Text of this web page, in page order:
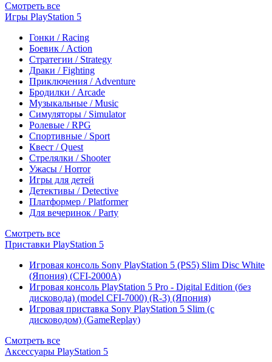
Смотреть все
Игры PlayStation 5
Гонки / Racing
Боевик / Action
Стратегии / Strategy
Драки / Fighting
Приключения / Adventure
Бродилки / Arcade
Музыкальные / Music
Симуляторы / Simulator
Ролевые / RPG
Спортивные / Sport
Квест / Quest
Стрелялки / Shooter
Ужасы / Horror
Игры для детей
Детективы / Detective
Платформер / Platformer
Для вечеринок / Party
Смотреть все
Приставки PlayStation 5
Игровая консоль Sony PlayStation 5 (PS5) Slim Disc White
(Япония) (CFI-2000A)
Игровая консоль PlayStation 5 Pro - Digital Edition (без
дисковода) (model CFI-7000) (R-3) (Япония)
Игровая приставка Sony PlayStation 5 Slim (с
дисководом) (GameReplay)
Смотреть все
Аксессуары PlayStation 5